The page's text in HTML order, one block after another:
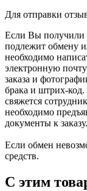
Для отправки
Если Вы получили
подлежит обмену
необходимо
электронную почту
заказа и
брака и штрих-
свяжется
необходимо
документы к заказу.
Если обмен
средств.
С этим